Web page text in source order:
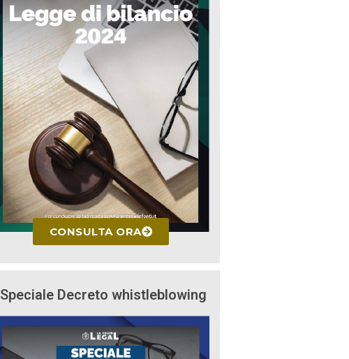
CONSULTA ORA
Speciale Decreto whistleblowing